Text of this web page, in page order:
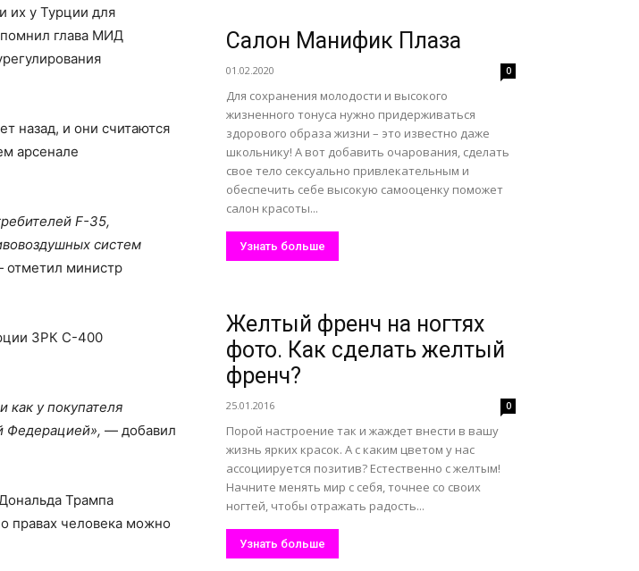
их у Турции для
глава МИД
назад, и они считаются
арсенале
F-35,
систем
министр
ЗРК С-400
как у покупателя
Федерацией», — добавил
Трампа
правах человека можно
Салон Манифик Плаза
01.02.2020 0
Для сохранения молодости и высокого
жизненного тонуса нужно придерживаться
здорового образа жизни – это известно даже
школьнику! А вот добавить очарования, сделать
свое тело сексуально привлекательным и
обеспечить себе высокую самооценку поможет
салон красоты...
Узнать больше
Желтый френч на ногтях
фото. Как сделать желтый
френч?
25.01.2016 0
Порой настроение так и жаждет внести в вашу
жизнь ярких красок. А с каким цветом у нас
ассоциируется позитив? Естественно с желтым!
Начните менять мир с себя, точнее со своих
ногтей, чтобы отражать радость...
Узнать больше